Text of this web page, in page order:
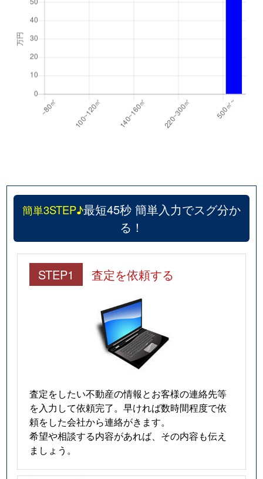
簡単3STEP♪最短45秒 簡単入力でスグ分か
る！
STEP1 査定を依頼する
査定をしたい不動産の情報とお客様の連絡先等
を入力して依頼完了。早ければ数時間程度で依
頼をした会社から連絡がきます。
希望や相談する内容があれば、その内容も伝え
ましょう。